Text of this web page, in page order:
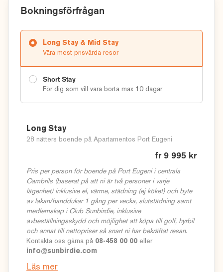
Bokningsförfrågan
Long Stay & Mid Stay
Våra mest prisvärda resor
Short Stay
För dig som vill vara borta max 10 dagar
Long Stay
28 nätters boende på Apartamentos Port Eugeni
fr 9 995 kr
Pris per person för boende på Port Eugeni i centrala
Cambrils (baserat på att ni är två personer i varje
lägenhet) inklusive el, värme, städning (ej köket) och byte
av lakan/handdukar 1 gång per vecka, slutstädning samt
medlemskap i Club Sunbirdie, inklusive
avbeställningsskydd och möjlighet att köpa till golf, hyrbil
och annat till nettopriser så snart ni har bekräftat resan.
Kontakta oss gärna på 08-458 00 00 eller
info@sunbirdie.com
Läs mer